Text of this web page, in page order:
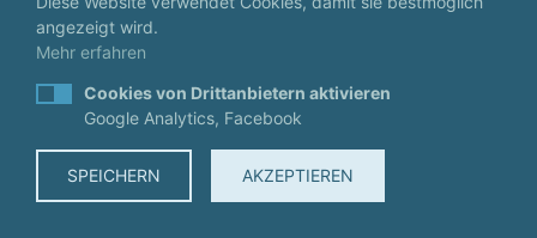
6. ABONNEMENT UNSERES
NEWSLETTERS
Auf der Internetseite der windconsultant - Annette Nüsslein
wird den Benutzern die Möglichkeit eingeräumt, den
Newsletter unseres Unternehmens zu abonnieren. Welche
angezeigt wird.
Mehr erfahren
Cookies von Drittanbietern aktivieren
Google Analytics, Facebook
SPEICHERN AKZEPTIEREN